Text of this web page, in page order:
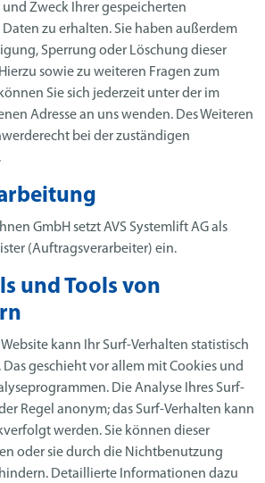
Zweck Ihrer gespeicherten
zu erhalten. Sie haben außerdem
Sperrung oder Löschung dieser
sowie zu weiteren Fragen zum
Sie sich jederzeit unter der im
Adresse an uns wenden. Des Weiteren
bei der zuständigen
GmbH setzt AVS Systemlift AG als
(Auftragsverarbeiter) ein.
und Tools von
kann Ihr Surf-Verhalten statistisch
geschieht vor allem mit Cookies und
Die Analyse Ihres Surf-
Regel anonym; das Surf-Verhalten kann
werden. Sie können dieser
oder sie durch die Nichtbenutzung
Detaillierte Informationen dazu